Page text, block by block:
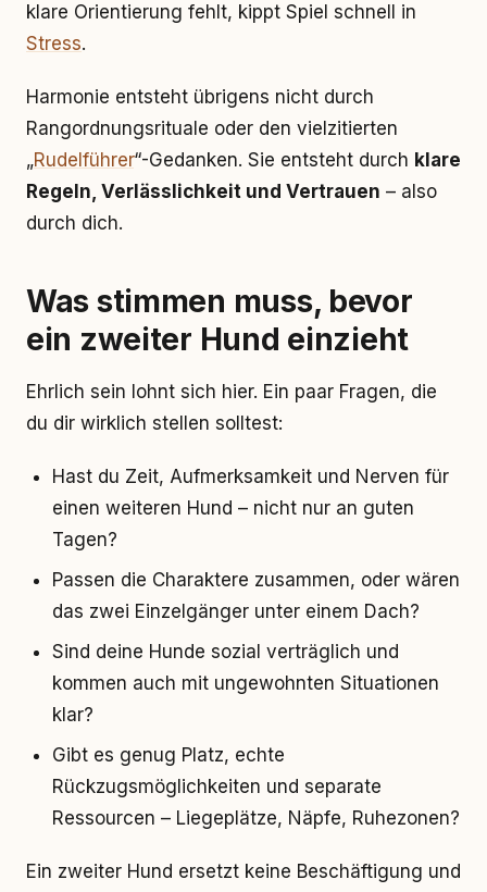
klare Orientierung fehlt, kippt Spiel schnell in
Stress.
Harmonie entsteht übrigens nicht durch
Rangordnungsrituale oder den vielzitierten
„Rudelführer“-Gedanken. Sie entsteht durch klare
Regeln, Verlässlichkeit und Vertrauen – also
durch dich.
Was stimmen muss, bevor
ein zweiter Hund einzieht
Ehrlich sein lohnt sich hier. Ein paar Fragen, die
du dir wirklich stellen solltest:
Hast du Zeit, Aufmerksamkeit und Nerven für
einen weiteren Hund – nicht nur an guten
Tagen?
Passen die Charaktere zusammen, oder wären
das zwei Einzelgänger unter einem Dach?
Sind deine Hunde sozial verträglich und
kommen auch mit ungewohnten Situationen
klar?
Gibt es genug Platz, echte
Rückzugsmöglichkeiten und separate
Ressourcen – Liegeplätze, Näpfe, Ruhezonen?
Ein zweiter Hund ersetzt keine Beschäftigung und